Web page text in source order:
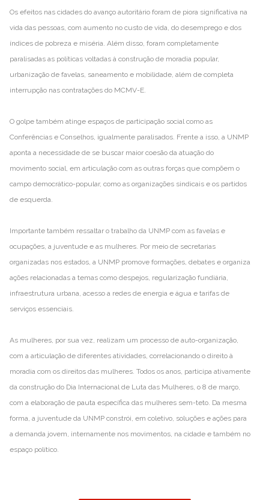
Os efeitos nas cidades do avanço autoritário foram de piora significativa na
vida das pessoas, com aumento no custo de vida, do desemprego e dos
índices de pobreza e miséria. Além disso, foram completamente
paralisadas as políticas voltadas à construção de moradia popular,
urbanização de favelas, saneamento e mobilidade, além de completa
interrupção nas contratações do MCMV-E.
O golpe também atinge espaços de participação social como as
Conferências e Conselhos, igualmente paralisados. Frente a isso, a UNMP
aponta a necessidade de se buscar maior coesão da atuação do
movimento social, em articulação com as outras forças que compõem o
campo democrático-popular, como as organizações sindicais e os partidos
de esquerda.
Importante também ressaltar o trabalho da UNMP com as favelas e
ocupações, a juventude e as mulheres. Por meio de secretarias
organizadas nos estados, a UNMP promove formações, debates e organiza
ações relacionadas a temas como despejos, regularização fundiária,
infraestrutura urbana, acesso a redes de energia e água e tarifas de
serviços essenciais.
As mulheres, por sua vez, realizam um processo de auto-organização,
com a articulação de diferentes atividades, correlacionando o direito à
moradia com os direitos das mulheres. Todos os anos, participa ativamente
da construção do Dia Internacional de Luta das Mulheres, o 8 de março,
com a elaboração de pauta específica das mulheres sem-teto. Da mesma
forma, a juventude da UNMP constrói, em coletivo, soluções e ações para
a demanda jovem, internamente nos movimentos, na cidade e também no
espaço político.